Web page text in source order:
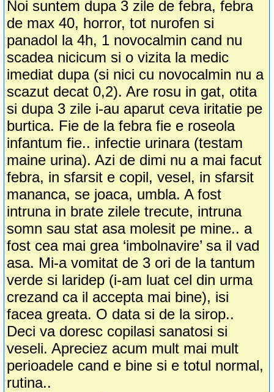
Noi suntem dupa 3 zile de febra, febra
de max 40, horror, tot nurofen si
panadol la 4h, 1 novocalmin cand nu
scadea nicicum si o vizita la medic
imediat dupa (si nici cu novocalmin nu a
scazut decat 0,2). Are rosu in gat, otita
si dupa 3 zile i-au aparut ceva iritatie pe
burtica. Fie de la febra fie e roseola
infantum fie.. infectie urinara (testam
maine urina). Azi de dimi nu a mai facut
febra, in sfarsit e copil, vesel, in sfarsit
mananca, se joaca, umbla. A fost
intruna in brate zilele trecute, intruna
somn sau stat asa molesit pe mine.. a
fost cea mai grea ‘imbolnavire’ sa il vad
asa. Mi-a vomitat de 3 ori de la tantum
verde si laridep (i-am luat cel din urma
crezand ca il accepta mai bine), isi
facea greata. O data si de la sirop..
Deci va doresc copilasi sanatosi si
veseli. Apreciez acum mult mai mult
perioadele cand e bine si e totul normal,
rutina..